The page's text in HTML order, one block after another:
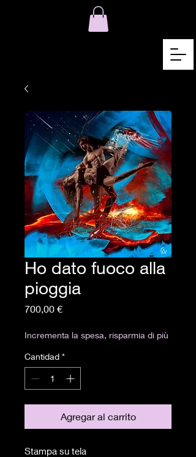
Ho dato fuoco alla
pioggia
700,00 €Precio
Incrementa la spesa, risparmia di più
Cantidad *
Agregar al carrito
Stampa su tela